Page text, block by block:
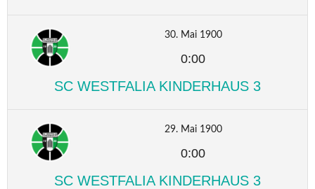
30. Mai 1900
0:00
SC WESTFALIA KINDERHAUS 3
29. Mai 1900
0:00
SC WESTFALIA KINDERHAUS 3